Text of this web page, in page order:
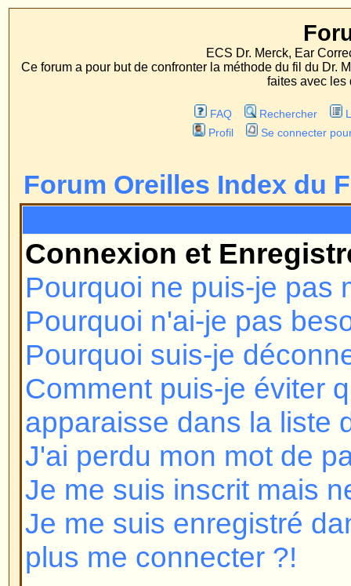
Forum
ECS Dr. Merck, Ear Correction System,
Ce forum a pour but de confronter la méthode du fil du Dr. Merck aux
faites avec les deux procédés
Liste des Membres
Forum Oreilles Index du Forum
Connexion et Enregistrement
Pourquoi n'ai-je pas besoin de
Pourquoi suis-je déconnecté
Comment puis-je éviter que
apparaisse dans la liste des
J'ai perdu mon mot de passe !
Je me suis inscrit mais ne peux
Je me suis enregistré dans le
plus me connecter ?!
Préférences et paramètres
Comment puis-je changer mes
Les heures ne sont pas
J'ai changé le fuseau horaire et